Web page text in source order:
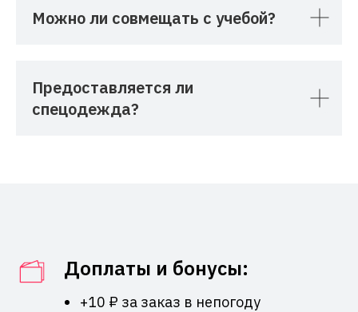
Можно ли совмещать с учебой?
Предоставляется ли
спецодежда?
Доплаты и бонусы:
+10 ₽ за заказ в непогоду